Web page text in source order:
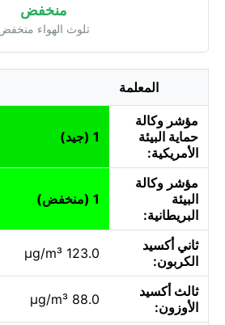
منخفض
تلوث الهواء
المعلمة
مؤشر وكالة
حماية البيئة
الأمريكية:
1 (جيد)
مؤشر وكالة
البيئة
البريطانية:
1 (منخفض)
ثاني أكسيد
الكربون:
123.0 µg/m³
ثالث أكسيد
الأوزون:
88.0 µg/m³